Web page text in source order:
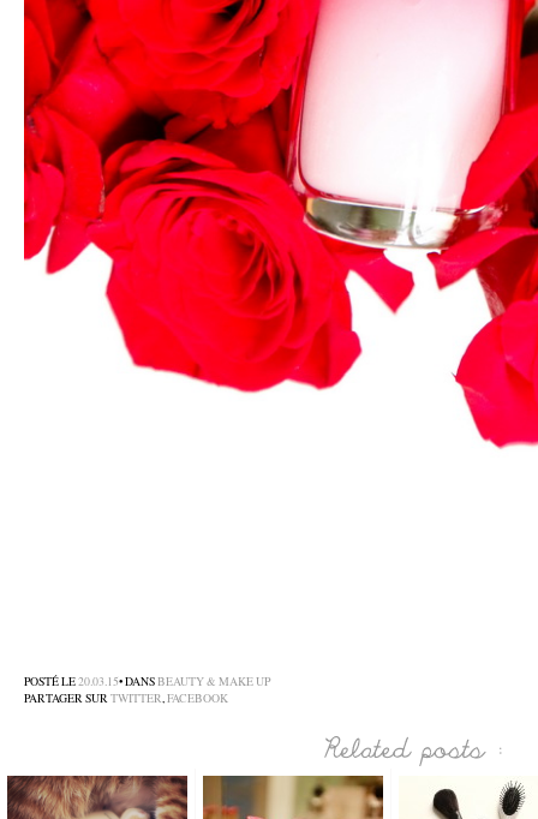
POSTÉ LE20.03.15• DANSBEAUTY & MAKE UP
PARTAGER SUR TWITTER FACEBOOK